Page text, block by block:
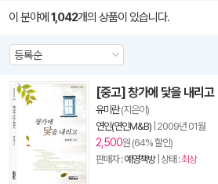
이 분야에 1,042개의 상품이 있습니다.
[중고] 창가에 닻을 내리고
유미란(지은이)
연인(연인M&B) 2009년 01월
2,500원 (64% 할인)
판매자 :예영책방| 상태 :최상